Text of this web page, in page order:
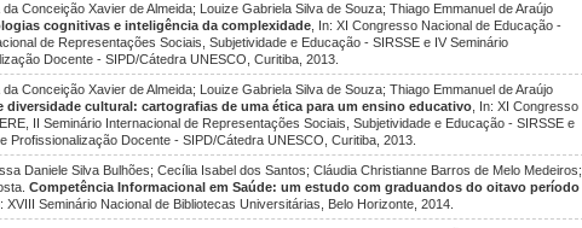
Conceição Xavier de Almeida; Louize Gabriela Silva de Souza; Thiago Emmanuel de Araújo
cognitivas e inteligência da complexidade , In: XI Congresso Nacional de Educação -
de Representações Sociais, Subjetividade e Educação - SIRSSE e IV Seminário
Docente - SIPD/Cátedra UNESCO, Curitiba, 2013.
Conceição Xavier de Almeida; Louize Gabriela Silva de Souza; Thiago Emmanuel de Araújo
diversidade cultural: cartografias de uma ética para um ensino educativo , In: XI Congresso
II Seminário Internacional de Representações Sociais, Subjetividade e Educação - SIRSSE e
Profissionalização Docente - SIPD/Cátedra UNESCO, Curitiba, 2013.
Daniele Silva Bulhões; Cecília Isabel dos Santos; Cláudia Christianne Barros de Melo Medeiros;
Competência Informacional em Saúde: um estudo com graduandos do oitavo período
XVIII Seminário Nacional de Bibliotecas Universitárias, Belo Horizonte, 2014.